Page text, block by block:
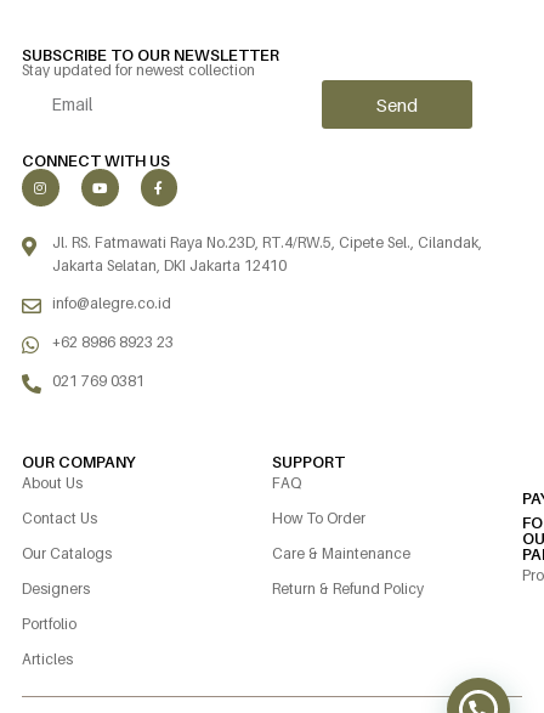
SUBSCRIBE TO OUR NEWSLETTER
Stay updated for newest collection
Send
CONNECT WITH US
Jl. RS. Fatmawati Raya No.23D, RT.4/RW.5, Cipete Sel., Cilandak,
Jakarta Selatan, DKI Jakarta 12410
info@alegre.co.id
+62 8986 8923 23
021 769 0381
OUR COMPANY
About Us
Contact Us
Our Catalogs
Designers
Portfolio
Articles
SUPPORT
FAQ
How To Order
Care & Maintenance
Return & Refund Policy